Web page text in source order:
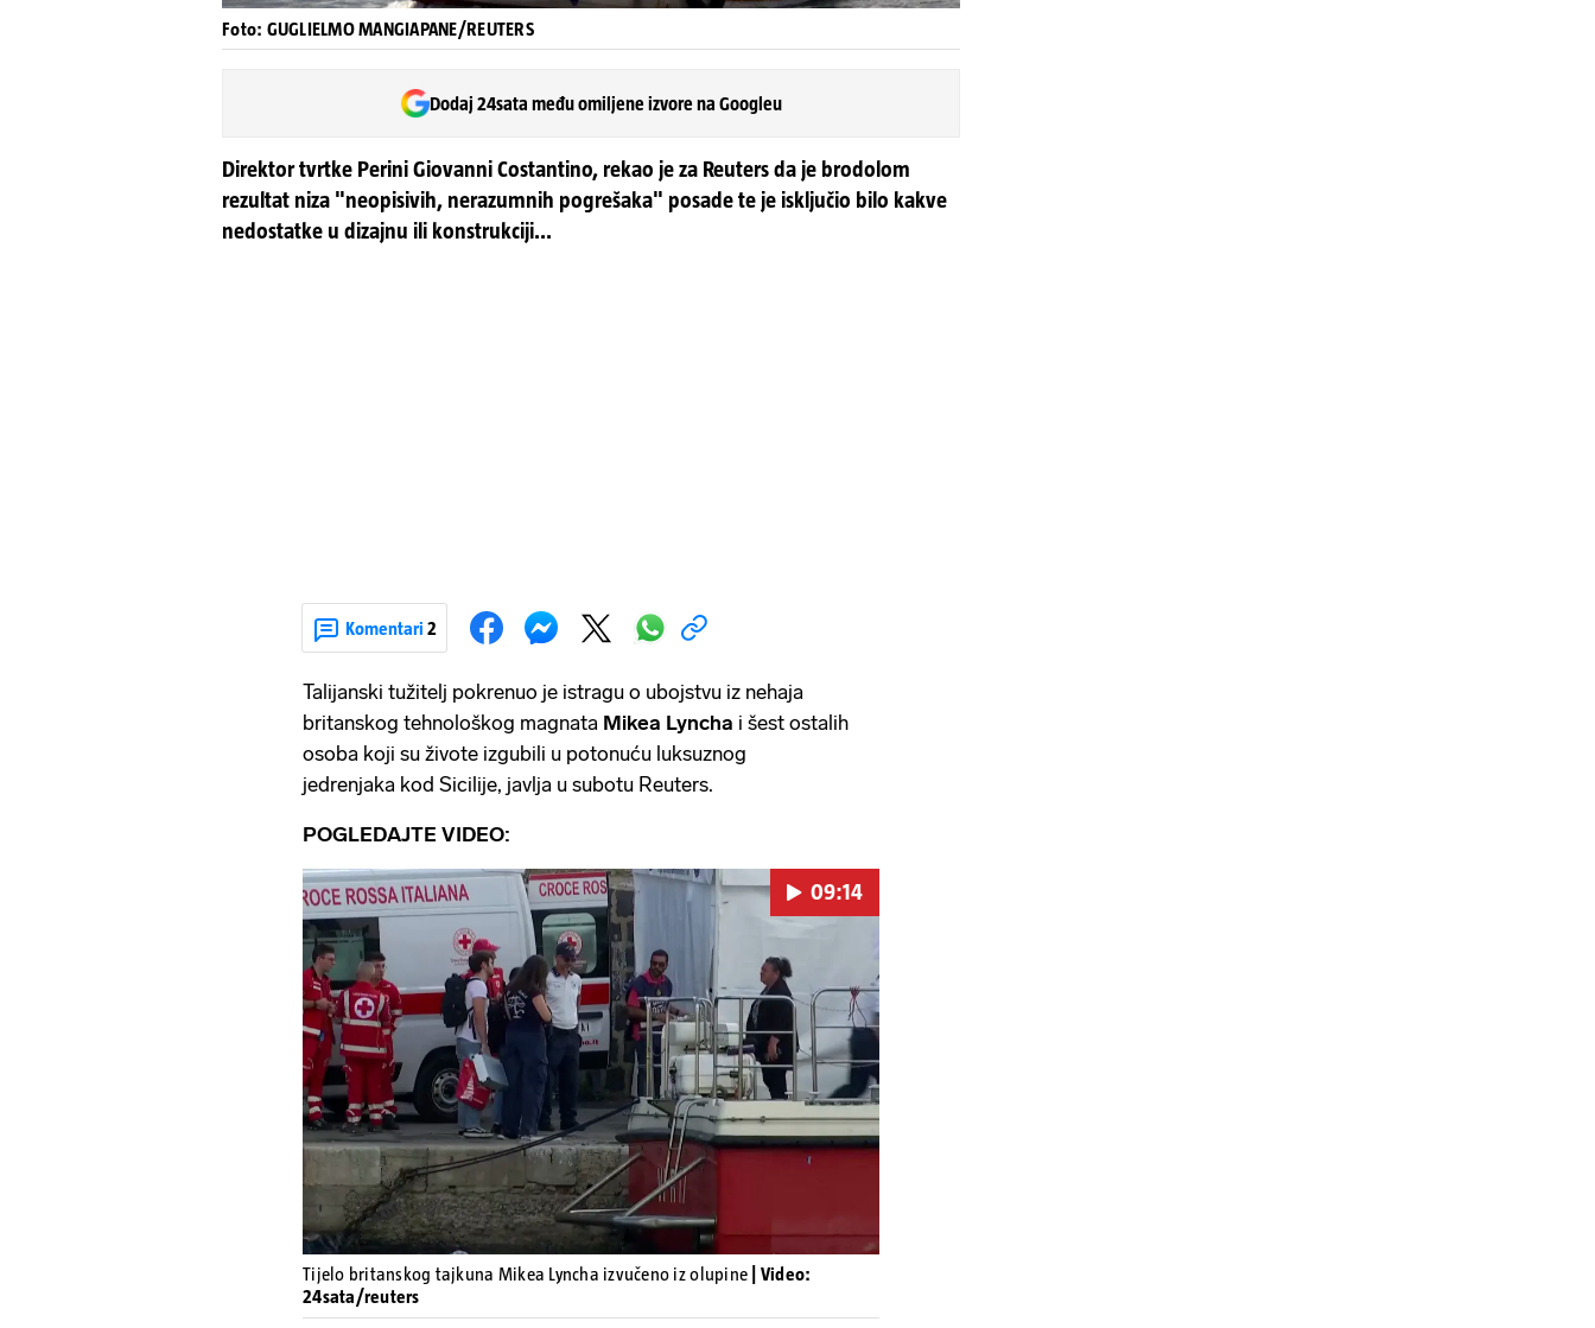
Foto: GUGLIELMO MANGIAPANE/REUTERS
Dodaj 24sata među omiljene izvore na Googleu
Direktor tvrtke Perini Giovanni Costantino, rekao je za Reuters da je brodolom
rezultat niza "neopisivih, nerazumnih pogrešaka" posade te je isključio bilo kakve
nedostatke u dizajnu ili konstrukciji...
Komentari 2
Talijanski tužitelj pokrenuo je istragu o ubojstvu iz nehaja
britanskog tehnološkog magnata Mikea Lyncha i šest ostalih
osoba koji su živote izgubili u potonuću luksuznog
jedrenjaka kod Sicilije, javlja u subotu Reuters.
POGLEDAJTE VIDEO:
Pokretanje videa...
09:14
Tijelo britanskog tajkuna Mikea Lyncha izvučeno iz olupine
| Video:
24sata/reuters